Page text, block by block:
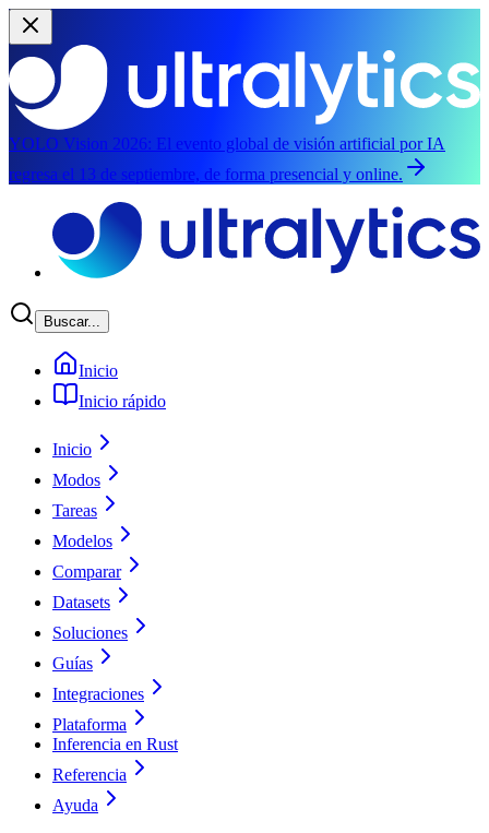
YOLO Vision 2026: El evento global de visión artificial por IA
regresa el 13 de septiembre, de forma presencial y online.
Buscar...
Inicio
Inicio rápido
Inicio
Modos
Tareas
Modelos
Comparar
Datasets
Soluciones
Guías
Integraciones
Plataforma
Inferencia en Rust
Referencia
Ayuda